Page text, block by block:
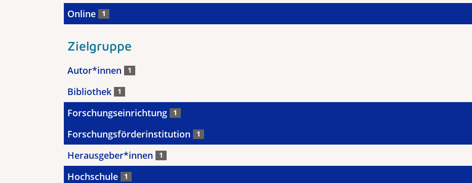
Online 1
Zielgruppe
Autor*innen 1
Bibliothek 1
Forschungseinrichtung 1
Forschungsförderinstitution 1
Herausgeber*innen 1
Hochschule 1